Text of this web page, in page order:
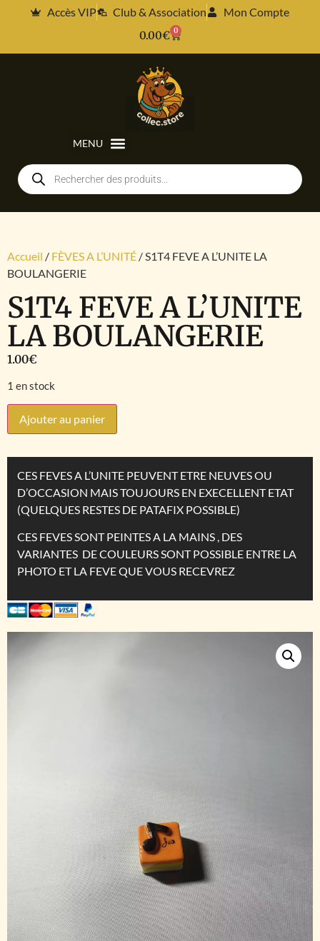
Accès VIP Club & Association
Mon Compte
0.00€ 0
Accueil / FÈVES A L’UNITÉ / S1T4 FEVE A L’UNITE LA
BOULANGERIE
S1T4 FEVE A L’UNITE
LA BOULANGERIE
1.00€
1 en stock
Ajouter au panier
CES FEVES A L’UNITE PEUVENT ETRE NEUVES OU
D’OCCASION MAIS TOUJOURS EN EXECELLENT ETAT
(QUELQUES RESTES DE PATAFIX POSSIBLE)
CES FEVES SONT PEINTES A LA MAINS , DES
VARIANTES DE COULEURS SONT POSSIBLE ENTRE LA
PHOTO ET LA FEVE QUE VOUS RECEVREZ